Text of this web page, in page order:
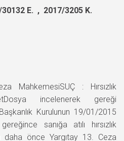
E. , 2017/3205 K.
MahkemesiSUÇ : Hırsızlık
incelenerek gereği
Kurulunun 19/01/2015
sanığa atılı hırsızlık
daha önce Yargıtay 13. Ceza